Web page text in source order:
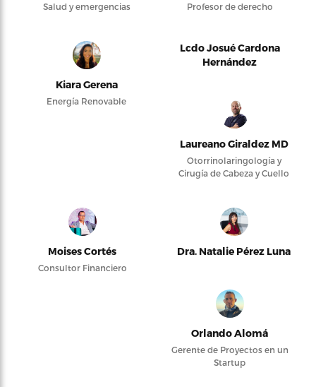
Salud y emergencias Profesor de derecho
Kiara Gerena
Energía Renovable
Lcdo Josué Cardona
Hernández
Laureano Giraldez MD
Otorrinolaringología y
Cirugía de Cabeza y Cuello
Moises Cortés
Consultor Financiero
Dra. Natalie Pérez Luna
Orlando Alomá
Gerente de Proyectos en un
Startup